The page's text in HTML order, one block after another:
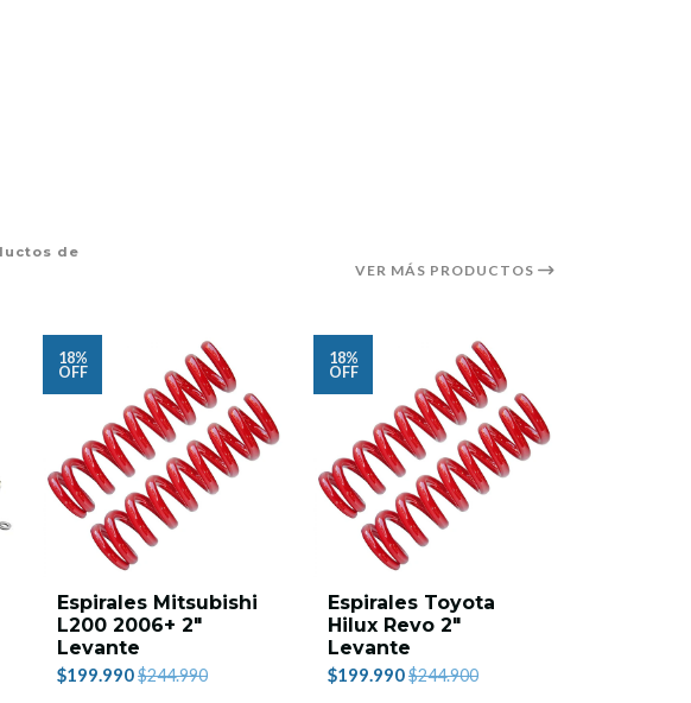
de
VER MÁS PRODUCTOS
18%
OFF
Espirales Mitsubishi
L200 2006+ 2"
Levante
$199.990$244.990
18%
OFF
Espirales Toyota
Hilux Revo 2"
Levante
$199.990$244.900